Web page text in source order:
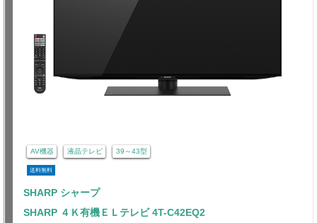
AV機器 液晶テレビ 39～43型
送料無料
SHARP シャープ
SHARP ４Ｋ有機ＥＬテレビ 4T-C42EQ2